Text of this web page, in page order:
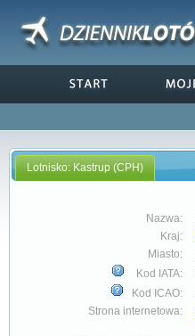
Lotnisko: Kastrup (CPH)
Nazwa:
Kraj:
Miasto:
Kod IATA:
Kod ICAO:
Strona internetowa: